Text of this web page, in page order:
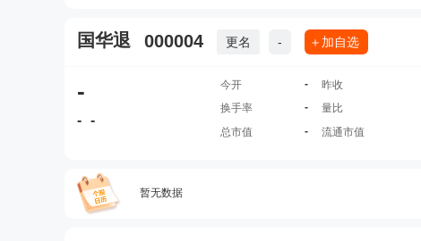
国华退 000004 更名 - ＋加自选
-
- -
今开 - 昨收
换手率
- 量比
总市值
- 流通市值
暂无数据